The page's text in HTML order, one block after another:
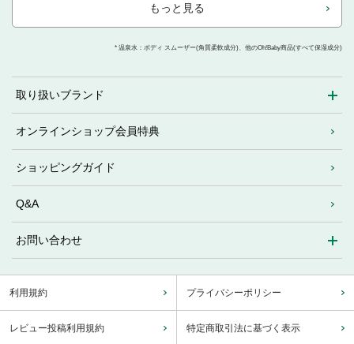
もっと見る
* 温泉水：ボディ スムーザー(角質柔軟成分)、他のOh!Baby商品(すべて保湿成分)
取り扱いブランド
オンラインショップ会員特典
ショッピングガイド
Q&A
お問い合わせ
利用規約 プライバシーポリシー
レビュー投稿利用規約 特定商取引法に基づく表示